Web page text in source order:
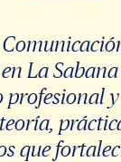
La
que